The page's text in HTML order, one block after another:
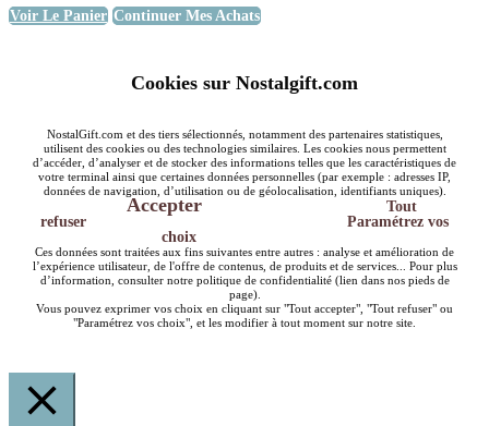
Voir Le Panier Continuer Mes Achats
Cookies sur Nostalgift.com
NostalGift.com et des tiers sélectionnés, notamment des partenaires statistiques,
utilisent des cookies ou des technologies similaires. Les cookies nous permettent
d’accéder, d’analyser et de stocker des informations telles que les caractéristiques de
votre terminal ainsi que certaines données personnelles (par exemple : adresses IP,
données de navigation, d’utilisation ou de géolocalisation, identifiants uniques).
Accepter
Tout
refuser
Paramétrez vos
choix
Ces données sont traitées aux fins suivantes entre autres : analyse et amélioration de
l’expérience utilisateur, de l'offre de contenus, de produits et de services... Pour plus
d’information, consulter notre politique de confidentialité (lien dans nos pieds de
page).
Vous pouvez exprimer vos choix en cliquant sur "Tout accepter", "Tout refuser" ou
"Paramétrez vos choix", et les modifier à tout moment sur notre site.